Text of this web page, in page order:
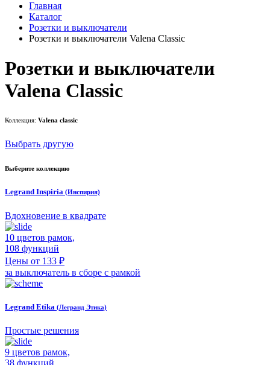
Главная
Каталог
Розетки и выключатели
Розетки и выключатели Valena Classic
Розетки и выключатели
Valena Classic
Коллекция: Valena classic
Выбрать другую
Выберите коллекцию
Legrand Inspiria (Инспирия)
Вдохновение в квадрате
10 цветов рамок,
108 функций
Цены от 133 ₽
за выключатель в сборе с рамкой
Legrand Etika (Легранд Этика)
Простые решения
9 цветов рамок,
38 функций